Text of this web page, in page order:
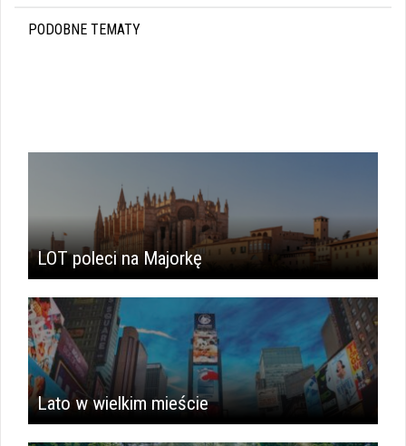
PODOBNE TEMATY
LOT poleci na Majorkę
Lato w wielkim mieście